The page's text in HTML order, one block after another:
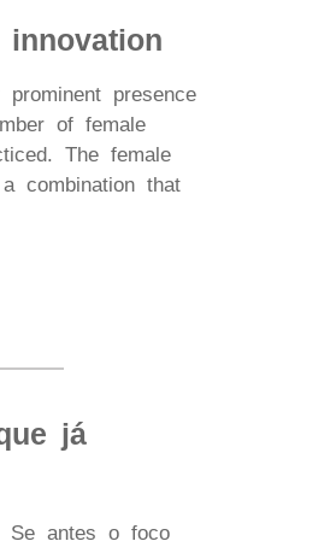
presence
of female
The female
combination that
já
Se antes o foco